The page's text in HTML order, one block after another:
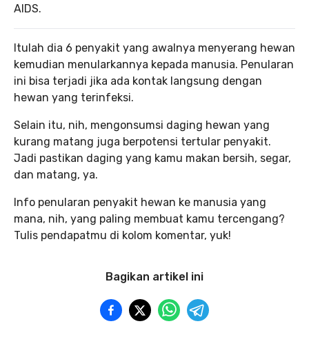
AIDS.
Itulah dia 6 penyakit yang awalnya menyerang hewan
kemudian menularkannya kepada manusia. Penularan
ini bisa terjadi jika ada kontak langsung dengan
hewan yang terinfeksi.
Selain itu, nih, mengonsumsi daging hewan yang
kurang matang juga berpotensi tertular penyakit.
Jadi pastikan daging yang kamu makan bersih, segar,
dan matang, ya.
Info penularan penyakit hewan ke manusia yang
mana, nih, yang paling membuat kamu tercengang?
Tulis pendapatmu di kolom komentar, yuk!
Bagikan artikel ini